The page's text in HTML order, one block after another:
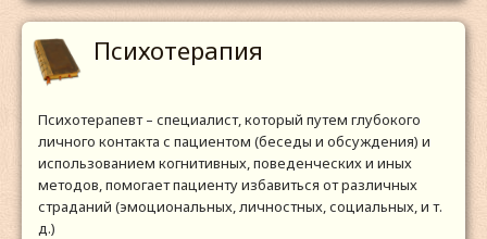
Психотерапия
Психотерапевт – специалист, который путем глубокого
личного контакта с пациентом (беседы и обсуждения) и
использованием когнитивных, поведенческих и иных
методов, помогает пациенту избавиться от различных
страданий (эмоциональных, личностных, социальных, и т.
д.)